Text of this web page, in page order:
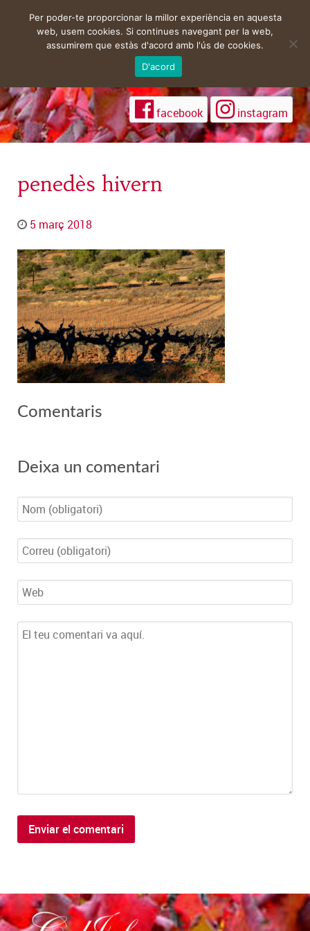
facebook instagram
penedès hivern
5 març 2018
Comentaris
Deixa un comentari
Per poder-te proporcionar la millor experiència en aquesta
web, usem cookies. Si continues navegant per la web,
assumirem que estàs d'acord amb l'ús de cookies.
D'acord